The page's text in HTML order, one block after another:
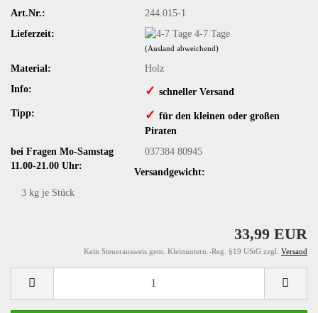
Art.Nr.:
244.015-1
Lieferzeit:
4-7 Tage
(Ausland abweichend)
Material:
Holz
Info:
✓ ​schneller Versand
Tipp:
✓ ​für den kleinen oder großen
Piraten
bei Fragen Mo-Samstag
11.00-21.00 Uhr:
037384 80945
Versandgewicht:
3 kg je Stück
33,99 EUR
Kein Steuerausweis gem. Kleinuntern.-Reg. §19 UStG zzgl. Versand